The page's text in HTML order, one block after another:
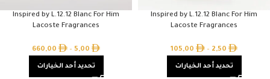
Inspired by L.12.12 Blanc For Him
Lacoste Fragrances
2,50
–
105,00
تحديد أحد الخيارات
Inspired by L.12.12 Blanc For Him
Lacoste Fragrances
5,00
–
660,00
تحديد أحد الخيارات